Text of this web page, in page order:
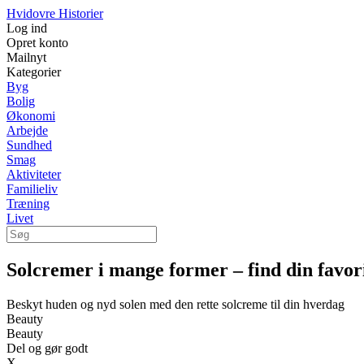
Hvidovre Historier
Log ind
Opret konto
Mailnyt
Kategorier
Byg
Bolig
Økonomi
Arbejde
Sundhed
Smag
Aktiviteter
Familieliv
Træning
Livet
Solcremer i mange former – find din
Beskyt huden og nyd solen med den rette solcreme til din hverdag
Beauty
Beauty
Del og gør godt